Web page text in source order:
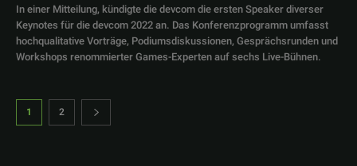
In einer Mitteilung, kündigte die devcom die ersten Speaker diverser
Keynotes für die devcom 2022 an. Das Konferenzprogramm umfasst
hochqualitative Vorträge, Podiumsdiskussionen, Gesprächsrunden und
Workshops renommierter Games-Experten auf sechs Live-Bühnen.
1 2